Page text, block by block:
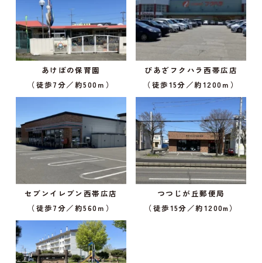
あけぼの保育園
（徒歩7分／約500ｍ）
ぴあざフクハラ西帯広店
（徒歩15分／約1200ｍ）
セブンイレブン西帯広店
（徒歩7分／約560ｍ）
つつじが丘郵便局
（徒歩15分／約1200m）